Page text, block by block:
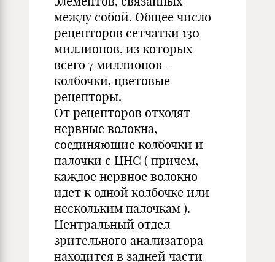
между собой. Общее число
рецепторов сетчатки 130
миллионов, из которых
всего 7 миллионов -
колбочки, цветовые
рецепторы.
От рецепторов отходят
нервные волокна,
соединяющие колбочки и
палочки с ЦНС ( причем,
каждое нервное волокно
идет к одной колбочке или
нескольким палочкам ).
Центральный отдел
зрительного анализатора
находится в задней части